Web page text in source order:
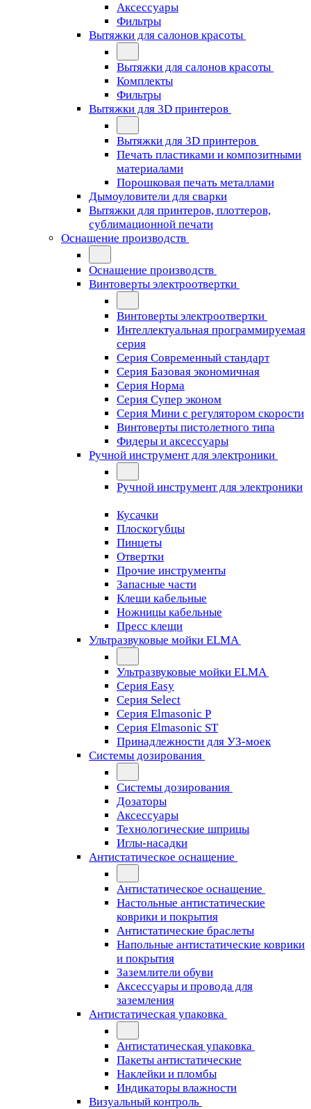
Аксессуары
Фильтры
Вытяжки для салонов красоты
Вытяжки для салонов красоты
Комплекты
Фильтры
Вытяжки для 3D принтеров
Вытяжки для 3D принтеров
Печать пластиками и композитными
материалами
Порошковая печать металлами
Дымоуловители для сварки
Вытяжки для принтеров, плоттеров,
сублимационной печати
Оснащение производств
Оснащение производств
Винтоверты электроотвертки
Винтоверты электроотвертки
Интеллектуальная программируемая
серия
Серия Современный стандарт
Серия Базовая экономичная
Серия Норма
Серия Cупер эконом
Серия Мини с регулятором скорости
Винтоверты пистолетного типа
Фидеры и аксессуары
Ручной инструмент для электроники
Ручной инструмент для электроники
Кусачки
Плоскогубцы
Пинцеты
Отвертки
Прочие инструменты
Запасные части
Клещи кабельные
Ножницы кабельные
Пресс клещи
Ультразвуковые мойки ELMA
Ультразвуковые мойки ELMA
Серия Easy
Серия Select
Серия Elmasonic P
Серия Elmasonic ST
Принадлежности для УЗ-моек
Системы дозирования
Системы дозирования
Дозаторы
Аксессуары
Технологические шприцы
Иглы-насадки
Антистатическое оснащение
Антистатическое оснащение
Настольные антистатические
коврики и покрытия
Антистатические браслеты
Напольные антистатические коврики
и покрытия
Заземлители обуви
Аксессуары и провода для
заземления
Антистатическая упаковка
Антистатическая упаковка
Пакеты антистатические
Наклейки и пломбы
Индикаторы влажности
Визуальный контроль